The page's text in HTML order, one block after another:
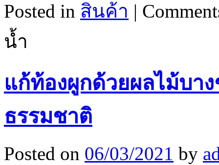
Posted in สินค้า |
น้ำ
แก้ท้องผูกด้วยผลไม้บา
ธรรมชาติ
Posted on 06/03/2021 by